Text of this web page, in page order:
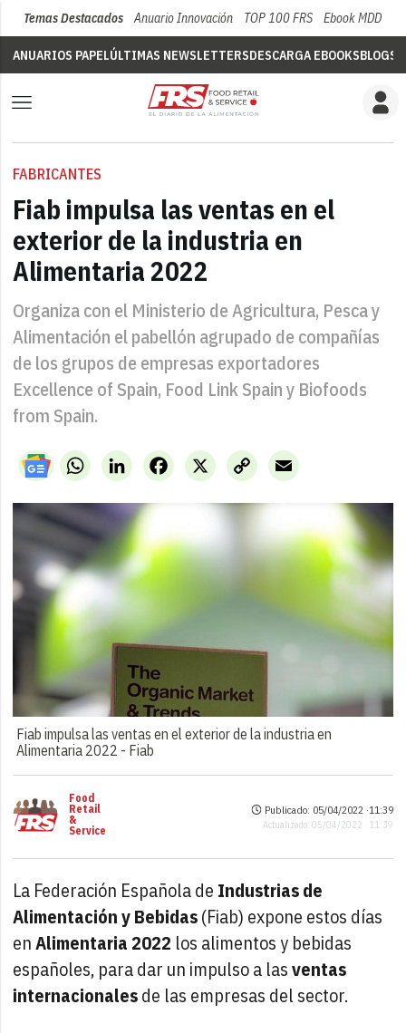
Temas Destacados Anuario Innovación TOP 100 FRS Ebook MDD
ANUARIOS PAPELÚLTIMAS NEWSLETTERSDESCARGA EBOOKSBLOGS
FABRICANTES
Fiab impulsa las ventas en el
exterior de la industria en
Alimentaria 2022
Organiza con el Ministerio de Agricultura, Pesca y
Alimentación el pabellón agrupado de compañías
de los grupos de empresas exportadores
Excellence of Spain, Food Link Spain y Biofoods
from Spain.
WhatsAppLinkedIn X
Facebook
Copy
Link
Email
Fiab impulsa las ventas en el exterior de la industria en
Alimentaria 2022 - Fiab
Food
Retail
&
Service
Publicado: 05/04/2022 ·11:39
Actualizado: 05/04/2022 · 11:39
La Federación Española de Industrias de
Alimentación y Bebidas(Fiab) expone estos días
enAlimentaria 2022 los alimentos y bebidas
españoles, para dar un impulso a lasventas
internacionalesde las empresas del sector.